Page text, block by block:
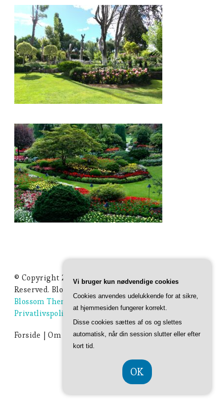
© Copyright 2026 Ideer Til Haven
. All Rights
Reserved.Blossom Studio | Developed By
Blossom Themes. Powered byWordPress .
Privatlivspolitik
Forside Om Ideer-til-haven.dk Privatlivspolitik
CVR DK 374 077 39
Vi bruger kun nødvendige cookies
Cookies anvendes udelukkende for at sikre,
at hjemmesiden fungerer korrekt.
Disse cookies sættes af os og slettes
automatisk, når din session slutter eller efter
kort tid.
OK